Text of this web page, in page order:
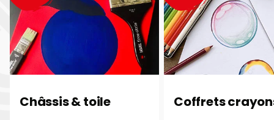
Châssis & toile Coffrets